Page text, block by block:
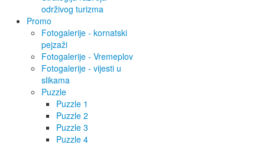
održivog turizma
Promo
Fotogalerije - kornatski
pejzaži
Fotogalerije - Vremeplov
Fotogalerije - vijesti u
slikama
Puzzle
Puzzle 1
Puzzle 2
Puzzle 3
Puzzle 4